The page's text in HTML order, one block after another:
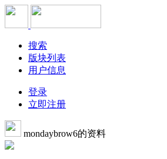
搜索
版块列表
用户信息
登录
立即注册
mondaybrow6的资料